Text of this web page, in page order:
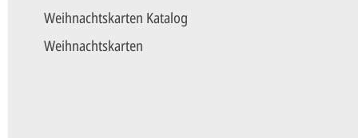
Weihnachtskarten Katalog
Weihnachtskarten